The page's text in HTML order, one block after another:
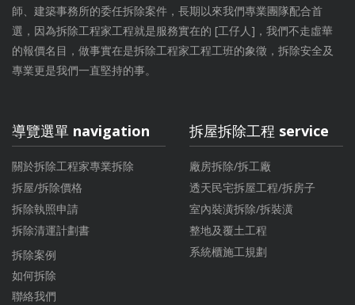
師、建築事務所的委任拆除案件，長期以來我們專業團隊配合首
選，因為拆除工程家工程就是服務實在的 [工仔人]，我們不走虛華
的報價名目，做事實在是拆除工程家工程工班的象徵，拆除安全及
專業更是我們一直堅持的事。
導覽選單 navigation
關於拆除工程家專業拆除
拆屋/拆除價格
拆除執照申請
拆除清運計劃書
拆除案例
如何拆除
聯絡我們
拆屋拆除工程 service
廠房拆除/拆工廠
透天民宅拆屋工程/拆房子
室內裝潢拆除/拆裝潢
整地及覆土工程
系統櫃施工規劃